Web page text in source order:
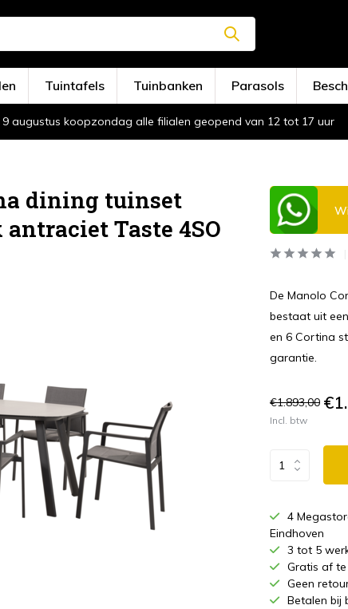
Tuintafels Tuinbanken Parasols
9 augustus koopzondag alle filialen geopend van 12 tot 17 uur
dining tuinset
Taste 4SO
De Manolo
bestaat uit
en 6 Cortina
garantie.
€1.893,00
Incl. btw
4
Eindhoven
3 tot 5
Gratis af
Geen
Betalen bij